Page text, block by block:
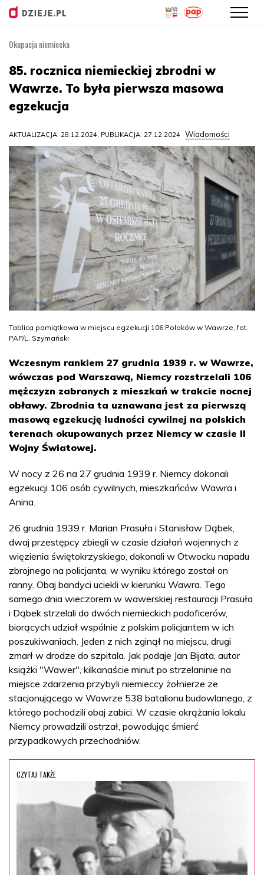
treści
Okupacja niemiecka
85. rocznica niemieckiej zbrodni w
Wawrze. To była pierwsza masowa
egzekucja
AKTUALIZACJA: 28.12.2024, PUBLIKACJA: 27.12.2024 Wiadomości
Tablica pamiątkowa w miejscu egzekucji 106 Polaków w Wawrze, fot.
PAP/L. Szymański
Wczesnym rankiem 27 grudnia 1939 r. w Wawrze,
wówczas pod Warszawą, Niemcy rozstrzelali 106
mężczyzn zabranych z mieszkań w trakcie nocnej
obławy. Zbrodnia ta uznawana jest za pierwszą
masową egzekucję ludności cywilnej na polskich
terenach okupowanych przez Niemcy w czasie II
Wojny Światowej.
W nocy z 26 na 27 grudnia 1939 r. Niemcy dokonali
egzekucji 106 osób cywilnych, mieszkańców Wawra i
Anina.
26 grudnia 1939 r. Marian Prasuła i Stanisław Dąbek,
dwaj przestępcy zbiegli w czasie działań wojennych z
więzienia świętokrzyskiego, dokonali w Otwocku napadu
zbrojnego na policjanta, w wyniku którego został on
ranny. Obaj bandyci uciekli w kierunku Wawra. Tego
samego dnia wieczorem w wawerskiej restauracji Prasuła
i Dąbek strzelali do dwóch niemieckich podoficerów,
biorących udział wspólnie z polskim policjantem w ich
poszukiwaniach. Jeden z nich zginął na miejscu, drugi
zmarł w drodze do szpitala. Jak podaje Jan Bijata, autor
książki "Wawer", kilkanaście minut po strzelaninie na
miejsce zdarzenia przybyli niemieccy żołnierze ze
stacjonującego w Wawrze 538 batalionu budowlanego, z
którego pochodzili obaj zabici. W czasie okrążania lokalu
Niemcy prowadzili ostrzał, powodując śmierć
przypadkowych przechodniów.
CZYTAJ TAKŻE